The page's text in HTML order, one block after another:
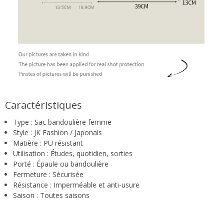
Caractéristiques
Type : Sac bandoulière femme
Style : JK Fashion / Japonais
Matière : PU résistant
Utilisation : Études, quotidien, sorties
Porté : Épaule ou bandoulière
Fermeture : Sécurisée
Résistance : Imperméable et anti-usure
Saison : Toutes saisons